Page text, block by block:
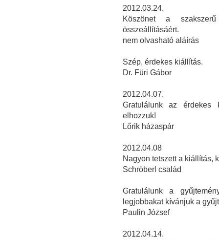
2012.03.24.
Köszönet a
összeállításáért.
nem olvasható aláírás
Szép, érdekes kiállítás.
Dr. Füri Gábor
2012.04.07.
Gratulálunk az érdekes
elhozzuk!
Lőrik házaspár
2012.04.08
Nagyon tetszett a kiállítás,
Schröberl család
Gratulálunk a
legjobbakat kívánjuk a
Paulin József
2012.04.14.